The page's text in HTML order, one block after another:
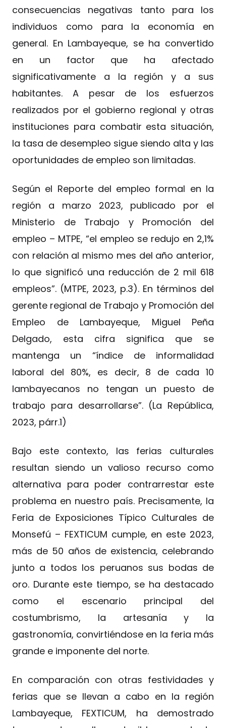
consecuencias negativas tanto para los
individuos como para la economía en
general. En Lambayeque, se ha convertido
en un factor que ha afectado
significativamente a la región y a sus
habitantes. A pesar de los esfuerzos
realizados por el gobierno regional y otras
instituciones para combatir esta situación,
la tasa de desempleo sigue siendo alta y las
oportunidades de empleo son limitadas.
Según el Reporte del empleo formal en la
región a marzo 2023, publicado por el
Ministerio de Trabajo y Promoción del
empleo – MTPE, “el empleo se redujo en 2,1%
con relación al mismo mes del año anterior,
lo que significó una reducción de 2 mil 618
empleos”. (MTPE, 2023, p.3). En términos del
gerente regional de Trabajo y Promoción del
Empleo de Lambayeque, Miguel Peña
Delgado, esta cifra significa que se
mantenga un “índice de informalidad
laboral del 80%, es decir, 8 de cada 10
lambayecanos no tengan un puesto de
trabajo para desarrollarse”. (La República,
2023, párr.1)
Bajo este contexto, las ferias culturales
resultan siendo un valioso recurso como
alternativa para poder contrarrestar este
problema en nuestro país. Precisamente, la
Feria de Exposiciones Típico Culturales de
Monsefú – FEXTICUM cumple, en este 2023,
más de 50 años de existencia, celebrando
junto a todos los peruanos sus bodas de
oro. Durante este tiempo, se ha destacado
como el escenario principal del
costumbrismo, la artesanía y la
gastronomía, convirtiéndose en la feria más
grande e imponente del norte.
En comparación con otras festividades y
ferias que se llevan a cabo en la región
Lambayeque, FEXTICUM, ha demostrado